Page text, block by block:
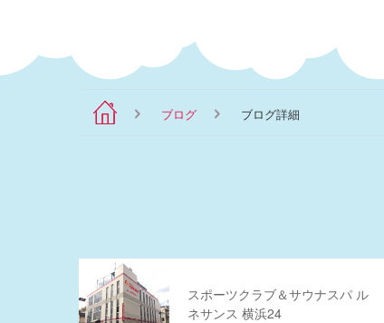
ブログ ブログ詳細
スポーツクラブ＆サウナスパ ル
ネサンス 横浜24